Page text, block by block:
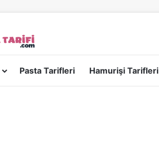
Pasta Tarifleri Hamurişi Tarifleri